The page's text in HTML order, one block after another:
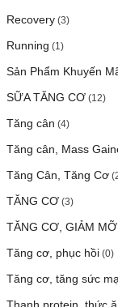
Recovery (3)
Running (1)
Sản Phẩm Khuyến
SỮA TĂNG CƠ (12)
Tăng cân (4)
Tăng cân, Mass
Tăng Cân, Tăng Cơ
TĂNG CƠ (3)
TĂNG CƠ, GIẢM MỠ
Tăng cơ, phục hồi (0)
Tăng cơ, tăng sức
Thanh protein, thức